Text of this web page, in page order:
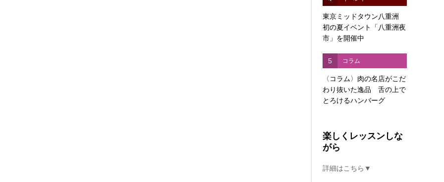
東京ミッドタウン八重洲
初の夏イベント「八重洲夜
市」を開催中
5 コラム
〈コラム〉肉の名店がこだ
わり抜いた逸品 舌の上で
とろけるハンバーグ
楽しくレッスンしな
がら
詳細はこちら▼